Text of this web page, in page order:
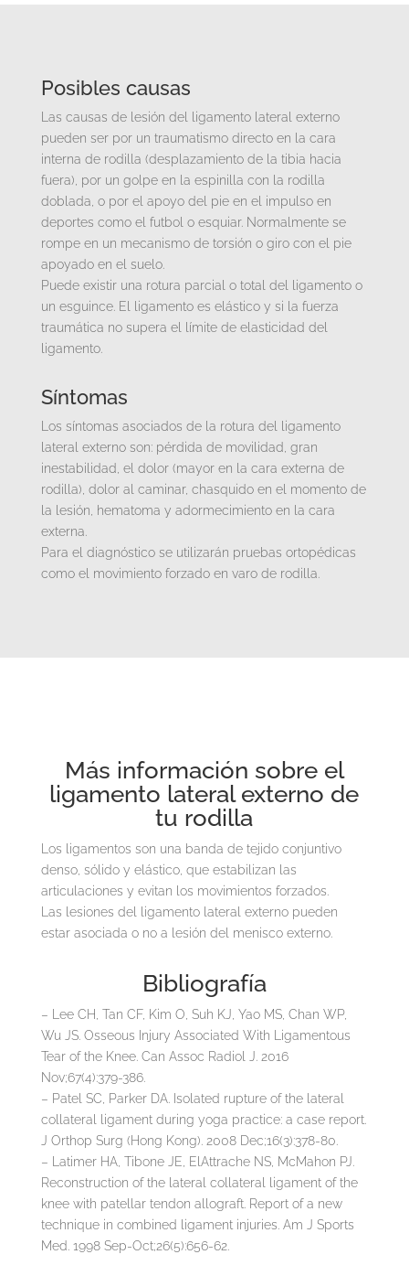
Posibles causas
Las causas de lesión del ligamento lateral externo
pueden ser por un traumatismo directo en la cara
interna de rodilla (desplazamiento de la tibia hacia
fuera), por un golpe en la espinilla con la rodilla
doblada, o por el apoyo del pie en el impulso en
deportes como el futbol o esquiar. Normalmente se
rompe en un mecanismo de torsión o giro con el pie
apoyado en el suelo.
Puede existir una rotura parcial o total del ligamento o
un esguince. El ligamento es elástico y si la fuerza
traumática no supera el límite de elasticidad del
ligamento.
Síntomas
Los síntomas asociados de la rotura del ligamento
lateral externo son: pérdida de movilidad, gran
inestabilidad, el dolor (mayor en la cara externa de
rodilla), dolor al caminar, chasquido en el momento de
la lesión, hematoma y adormecimiento en la cara
externa.
Para el diagnóstico se utilizarán pruebas ortopédicas
como el movimiento forzado en varo de rodilla.
Más información sobre el
ligamento lateral externo de
tu rodilla
Los ligamentos son una banda de tejido conjuntivo
denso, sólido y elástico, que estabilizan las
articulaciones y evitan los movimientos forzados.
Las lesiones del ligamento lateral externo pueden
estar asociada o no a lesión del menisco externo.
Bibliografía
– Lee CH, Tan CF, Kim O, Suh KJ, Yao MS, Chan WP,
Wu JS. Osseous Injury Associated With Ligamentous
Tear of the Knee. Can Assoc Radiol J. 2016
Nov;67(4):379-386.
– Patel SC, Parker DA. Isolated rupture of the lateral
collateral ligament during yoga practice: a case report.
J Orthop Surg (Hong Kong). 2008 Dec;16(3):378-80.
– Latimer HA, Tibone JE, ElAttrache NS, McMahon PJ.
Reconstruction of the lateral collateral ligament of the
knee with patellar tendon allograft. Report of a new
technique in combined ligament injuries. Am J Sports
Med. 1998 Sep-Oct;26(5):656-62.